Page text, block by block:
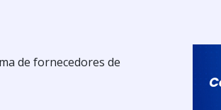
de fornecedores de